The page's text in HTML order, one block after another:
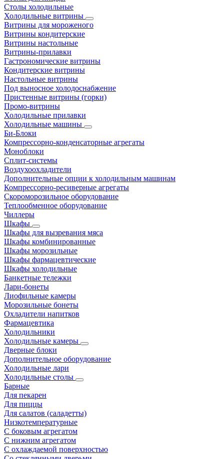
Столы холодильные
Холодильные витрины
Витрины для мороженого
Витрины кондитерские
Витрины настольные
Витрины-прилавки
Гастрономические витрины
Кондитерские витрины
Настольные витрины
Под выносное холодоснабжение
Пристенные витрины (горки)
Промо-витрины
Холодильные прилавки
Холодильные машины
Би-Блоки
Компрессорно-конденсаторные агрегаты
Моноблоки
Сплит-системы
Воздухоохладители
Дополнительные опции к холодильным машинам
Компрессорно-ресиверные агрегаты
Скороморозильное оборудование
Теплообменное оборудование
Чиллеры
Шкафы
Шкафы для вызревания мяса
Шкафы комбинированные
Шкафы морозильные
Шкафы фармацевтические
Шкафы холодильные
Банкетные тележки
Лари-бонеты
Лиофильные камеры
Морозильные бонеты
Охладители напитков
Фармацевтика
Холодильники
Холодильные камеры
Дверные блоки
Дополнительное оборудование
Холодильные лари
Холодильные столы
Барные
Для пекарен
Для пиццы
Для салатов (саладетты)
Низкотемпературные
С боковым агрегатом
С нижним агрегатом
С охлаждаемой поверхностью